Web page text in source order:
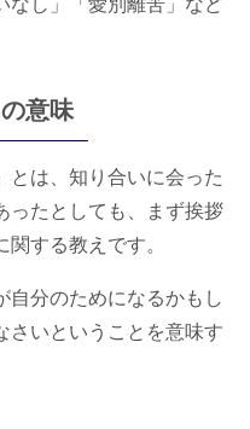
なし」「愛別離苦」など
意味
とは、知り合いに会った
ったとしても、まず挨拶
する教えです。
自分のためになるかもし
さいということを意味す